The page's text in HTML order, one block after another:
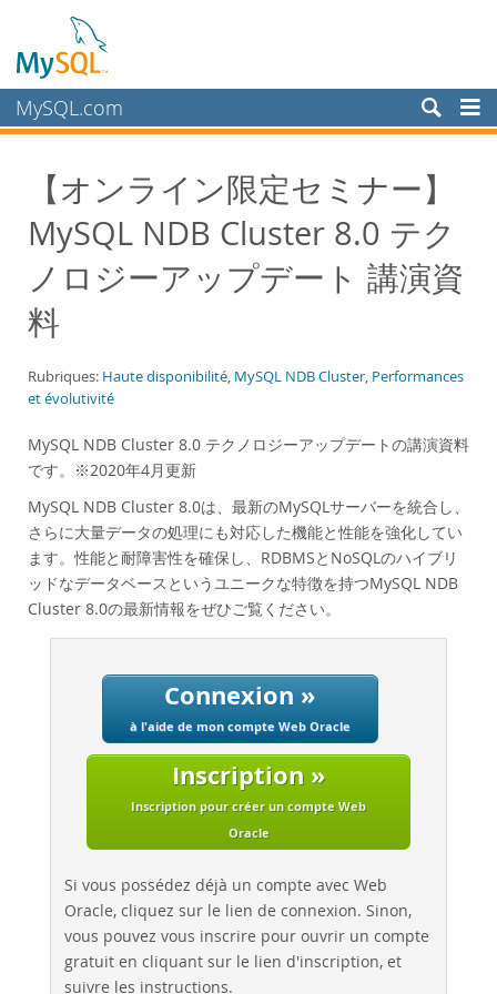
MySQL.com
Services
Partenaires
Clients
Pourquoi MySQL?
White Papers
Presentations
Videos
Case Studies
Books
Performance
Benchmarks
Migration
TCO Savings
Téléchargements
【オンライン限定セミナー】
MySQL NDB Cluster 8.0 テク
ノロジーアップデート 講演資
料
Rubriques: Haute disponibilité, MySQL NDB Cluster, Performances
et évolutivité
MySQL NDB Cluster 8.0 テクノロジーアップデートの講演資料
です。※2020年4月更新
MySQL NDB Cluster 8.0は、最新のMySQLサーバーを統合し、
さらに大量データの処理にも対応した機能と性能を強化してい
ます。性能と耐障害性を確保し、RDBMSとNoSQLのハイブリ
ッドなデータベースというユニークな特徴を持つMySQL NDB
Cluster 8.0の最新情報をぜひご覧ください。
Connexion »
à l'aide de mon compte Web Oracle
Inscription »
Inscription pour créer un compte Web
Oracle
Si vous possédez déjà un compte avec Web
Oracle, cliquez sur le lien de connexion. Sinon,
vous pouvez vous inscrire pour ouvrir un compte
gratuit en cliquant sur le lien d'inscription, et
suivre les instructions.